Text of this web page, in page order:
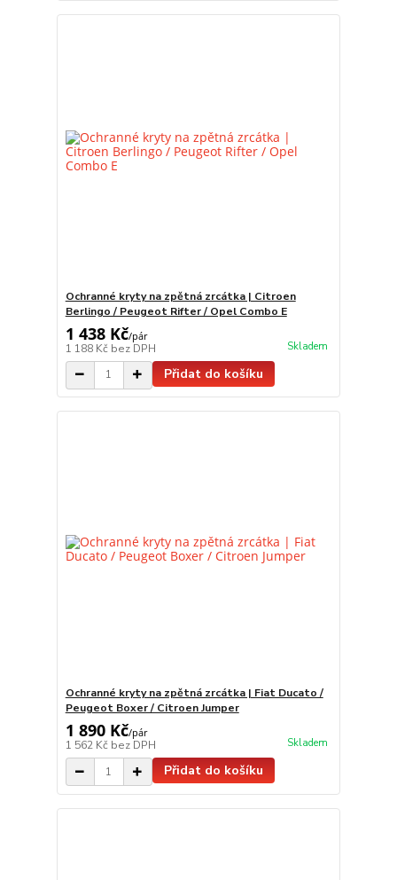
Ochranné kryty na zpětná zrcátka | Citroen
Berlingo / Peugeot Rifter / Opel Combo E
1 438 Kč/pár
1 188 Kč bez DPH Skladem
Přidat do košíku
Ochranné kryty na zpětná zrcátka | Fiat Ducato /
Peugeot Boxer / Citroen Jumper
1 890 Kč/pár
1 562 Kč bez DPH Skladem
Přidat do košíku